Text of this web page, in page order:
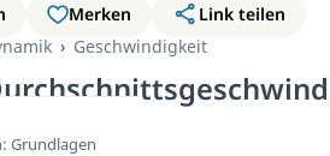
Merken
Link teilen
Geschwindigkeit
Grundlagen